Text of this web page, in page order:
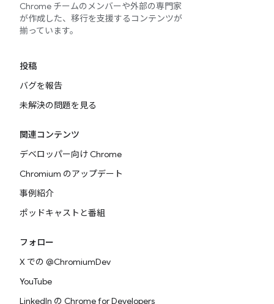
Chrome チームのメンバーや外部の専門家
が作成した、移行を支援するコンテンツが
揃っています。
投稿
バグを報告
未解決の問題を見る
関連コンテンツ
デベロッパー向け Chrome
Chromium のアップデート
事例紹介
ポッドキャストと番組
フォロー
X での @ChromiumDev
YouTube
LinkedIn の Chrome for Developers